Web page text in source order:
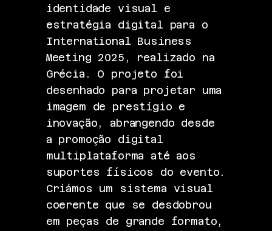
identidade visual e
estratégia digital para o
International Business
Meeting 2025, realizado na
Grécia. O projeto foi
desenhado para projetar uma
imagem de prestígio e
inovação, abrangendo desde
a promoção digital
multiplataforma até aos
suportes físicos do evento.
Criámos um sistema visual
coerente que se desdobrou
em peças de grande formato,